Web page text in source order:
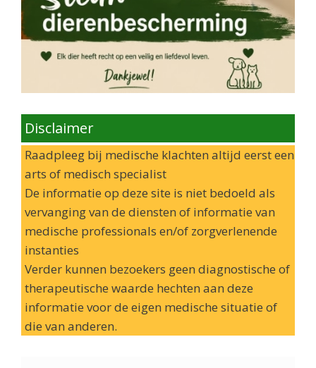
Disclaimer
Raadpleeg bij medische klachten altijd eerst een
arts of medisch specialist
De informatie op deze site is niet bedoeld als
vervanging van de diensten of informatie van
medische professionals en/of zorgverlenende
instanties
Verder kunnen bezoekers geen diagnostische of
therapeutische waarde hechten aan deze
informatie voor de eigen medische situatie of
die van anderen.